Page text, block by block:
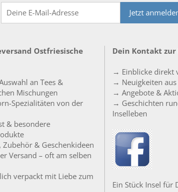
Jetzt
Ostfriesische
an Tees &
Mischungen
Spezialitäten von der
& besondere
Zubehör & Geschenkideen
Versand – oft am selben
verpackt mit Liebe zum
Dein Kontakt zur
→ Einblicke direkt
→ Neuigkeiten
→ Angebote &
→ Geschichten
Inselleben
Ein Stück Insel für